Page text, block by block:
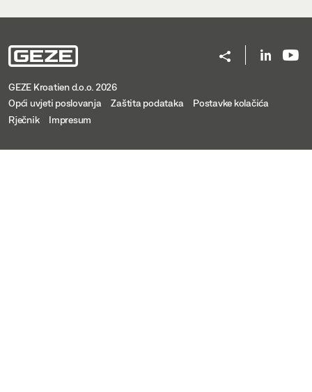
GEZE Kroatien d.o.o. 2026
Opći uvjeti poslovanja
Zaštita podataka
Postavke kolačića
Rječnik
Impresum